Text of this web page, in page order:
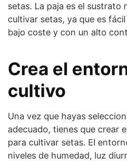
setas. La paja es el sustrato
cultivar setas, ya que es
bajo coste y con un alto
Crea el
cultivo
Una vez que hayas
adecuado, tienes que crear
para cultivar setas. El
niveles de humedad, luz